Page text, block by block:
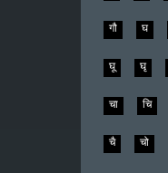
गौ घ
घू घृ
चा चि
चै चो